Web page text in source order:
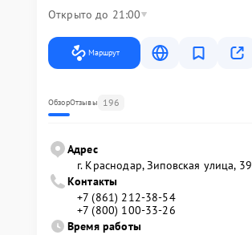
Открыто до 21:00
Маршрут
ОбзорОтзывы 196
Адрес
г. Краснодар, Зиповская улица, 39
Контакты
+7 (861) 212-38-54
+7 (800) 100-33-26
Время работы